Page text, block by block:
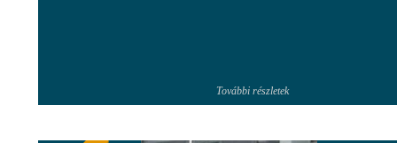
További részletek